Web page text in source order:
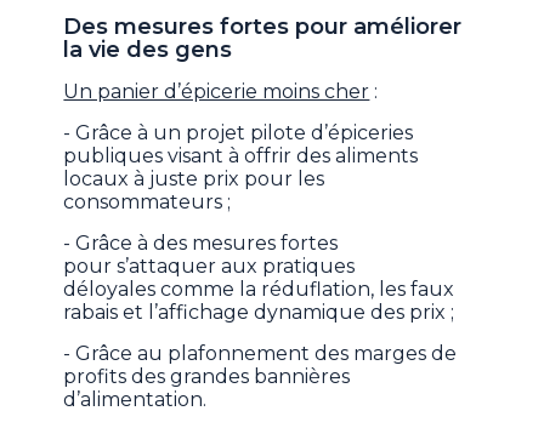
Des mesures fortes pour améliorer
la vie des gens
Un panier d’épicerie moins cher :
- Grâce à un projet pilote d’épiceries
publiques visant à offrir des aliments
locaux à juste prix pour les
consommateurs ;
- Grâce à des mesures fortes
pour s’attaquer aux pratiques
déloyales comme la réduflation, les faux
rabais et l’affichage dynamique des prix ;
- Grâce au plafonnement des marges de
profits des grandes bannières
d’alimentation.